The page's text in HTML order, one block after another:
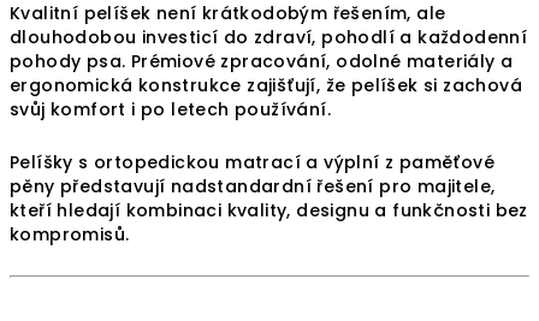
Kvalitní pelíšek není krátkodobým řešením, ale
dlouhodobou investicí do zdraví, pohodlí a každodenní
pohody psa. Prémiové zpracování, odolné materiály a
ergonomická konstrukce zajišťují, že pelíšek si zachová
svůj komfort i po letech používání.
Pelíšky s ortopedickou matrací a výplní z paměťové
pěny představují nadstandardní řešení pro majitele,
kteří hledají kombinaci kvality, designu a funkčnosti bez
kompromisů.